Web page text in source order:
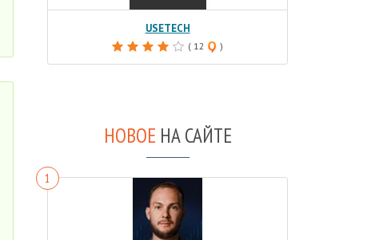
USETECH
( 12 )
НОВОЕ НА САЙТЕ